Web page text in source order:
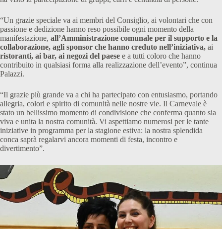
“Un grazie speciale va ai membri del Consiglio, ai volontari che con
passione e dedizione hanno reso possibile ogni momento della
manifestazione, all’Amministrazione comunale per il supporto e la
collaborazione, agli sponsor che hanno creduto nell’iniziativa, ai
ristoranti, ai bar, ai negozi del paese e a tutti coloro che hanno
contribuito in qualsiasi forma alla realizzazione dell’evento”, continua
Palazzi.
“Il grazie più grande va a chi ha partecipato con entusiasmo, portando
allegria, colori e spirito di comunità nelle nostre vie. Il Carnevale è
stato un bellissimo momento di condivisione che conferma quanto sia
viva e unita la nostra comunità. Vi aspettiamo numerosi per le tante
iniziative in programma per la stagione estiva: la nostra splendida
conca saprà regalarvi ancora momenti di festa, incontro e
divertimento”.